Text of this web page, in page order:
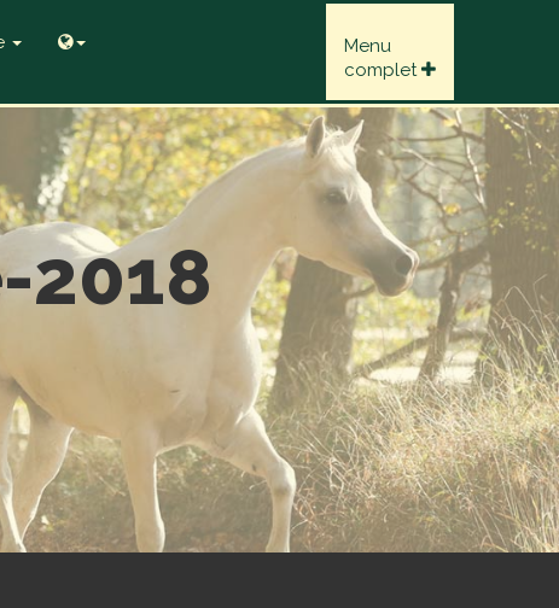
Menu
complet
2018